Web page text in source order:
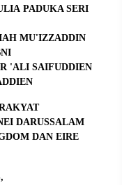
PADUKA SERI
MU'IZZADDIN
'ALI SAIFUDDIEN
DARUSSALAM
DAN EIRE